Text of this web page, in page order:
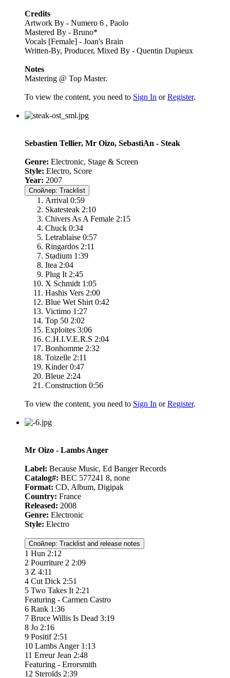
Credits
Artwork By - Numero 6 , Paolo
Mastered By - Bruno*
Vocals [Female] - Joan's Brain
Written-By, Producer, Mixed By - Quentin Dupieux
Notes
Mastering @ Top Master.
To view the content, you need to Sign In orRegister.
Sebastien Tellier, Mr Oizo, SebastiAn - Steak
Genre: Electronic, Stage & Screen
Style: Electro, Score
Year: 2007
Спойлер: Tracklist
Arrival 0:59
Skatesteak 2:10
Chivers As A Female 2:15
Chuck 0:34
Letrablaise 0:57
Ringardos 2:11
Stadium 1:39
Itea 2:04
Plug It 2:45
X Schmidt 1:05
Hashis Vers 2:00
Blue Wet Shirt 0:42
Victimo 1:27
Top 50 2:02
Exploites 3:06
C.H.I.V.E.R.S 2:04
Bonhomme 2:32
Toizelle 2:11
Kinder 0:47
Bleue 2:24
Construction 0:56
To view the content, you need to Sign In orRegister.
Mr Oizo - Lambs Anger
Label: Because Music, Ed Banger Records
Catalog#: BEC 577241 8, none
Format: CD, Album, Digipak
Country: France
Released: 2008
Genre: Electronic
Style: Electro
Спойлер: Tracklist and release notes
1 Hun 2:12
2 Pourriture 2 2:09
3 Z 4:11
4 Cut Dick 2:51
5 Two Takes It 2:21
Featuring - Carmen Castro
6 Rank 1:36
7 Bruce Willis Is Dead 3:19
8 Jo 2:16
9 Positif 2:51
10 Lambs Anger 1:13
11 Erreur Jean 2:48
Featuring - Errorsmith
12 Steroïds 2:39